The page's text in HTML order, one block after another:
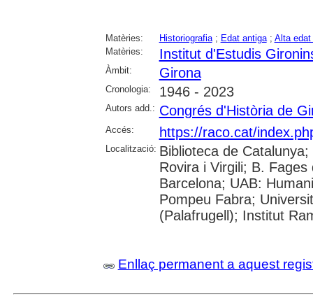
Matèries: Historiografia; Edat antiga; Alta edat
Matèries:
Institut d'Estudis
Àmbit: Girona
Cronologia: 1946 - 2023
Autors add.: Congrés d'Història de
Accés: https://raco.cat/
Localització: Biblioteca de
Rovira i Virgili; B.
Barcelona; UAB:
Pompeu Fabra;
(Palafrugell); Institut
Enllaç permanent a aquest